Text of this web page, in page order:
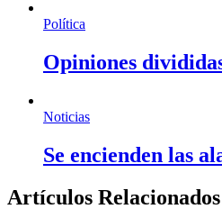
Política
Opiniones
Noticias
Se encienden las
Artículos Relacionados